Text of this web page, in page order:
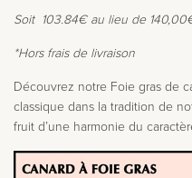
initial
était :
18,20 €.
actuel
est :
13,50 €.
Soit 103.84€ au lieu de
*Hors frais de livraison
Découvrez notre Foie gras de
classique dans la tradition de
fruit d’une harmonie du